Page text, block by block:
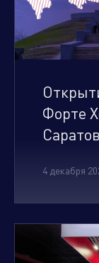
Форте
4 декабря